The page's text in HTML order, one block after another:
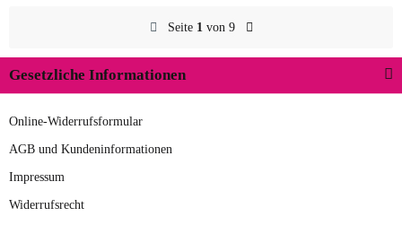
Seite 1von 9
Gesetzliche Informationen
Online-Widerrufsformular
AGB und Kundeninformationen
Impressum
Widerrufsrecht